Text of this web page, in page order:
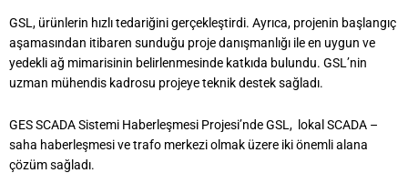
GSL, ürünlerin hızlı tedariğini gerçekleştirdi. Ayrıca, projenin başlangıç
aşamasından itibaren sunduğu proje danışmanlığı ile en uygun ve
yedekli ağ mimarisinin belirlenmesinde katkıda bulundu. GSL’nin
uzman mühendis kadrosu projeye teknik destek sağladı.
GES SCADA Sistemi Haberleşmesi Projesi’nde GSL, lokal SCADA –
saha haberleşmesi ve trafo merkezi olmak üzere iki önemli alana
çözüm sağladı.